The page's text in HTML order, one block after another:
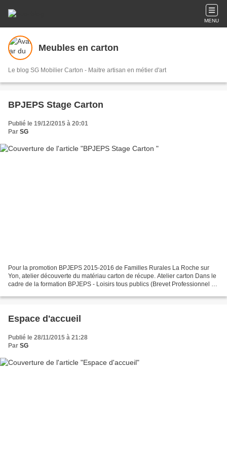
MENU
Meubles en carton
Le blog SG Mobilier Carton - Maitre artisan en métier d'art
BPJEPS Stage Carton
Publié le 19/12/2015 à 20:01
Par SG
Pour la promotion BPJEPS 2015-2016 de Familles Rurales La Roche sur
Yon, atelier découverte du matériau carton de récupe. Atelier carton Dans le
cadre de la formation BPJEPS - Loisirs tous publics (Brevet Professionnel de
Espace d'accueil
Publié le 28/11/2015 à 21:28
Par SG